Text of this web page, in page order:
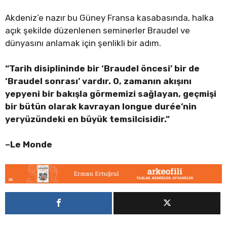
Akdeniz’e nazır bu Güney Fransa kasabasında, halka
açık şekilde düzenlenen seminerler Braudel ve
dünyasını anlamak için şenlikli bir adım.
“Tarih disiplininde bir ‘Braudel öncesi’ bir de
‘Braudel sonrası’ vardır. O, zamanın akışını
yepyeni bir bakışla görmemizi sağlayan, geçmişi
bir bütün olarak kavrayan longue durée’nin
yeryüzündeki en büyük temsilcisidir.”
–Le Monde